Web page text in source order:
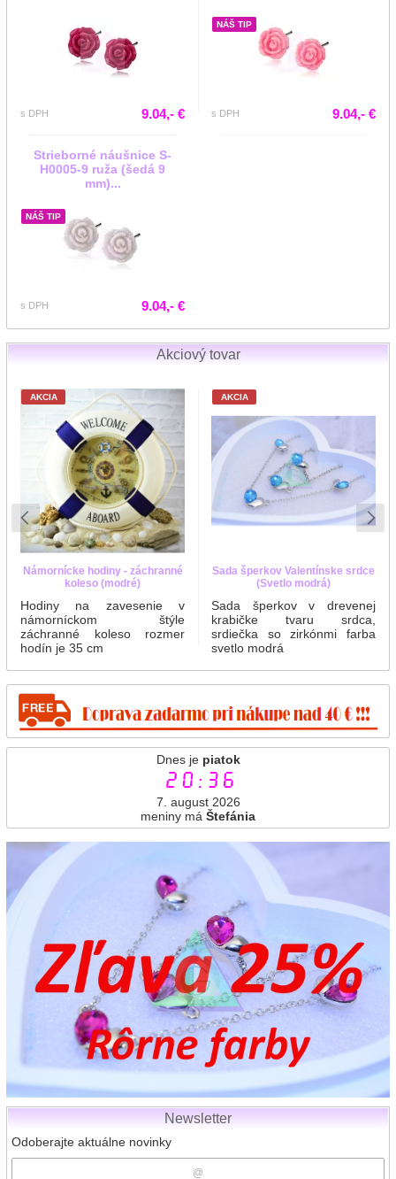
Dnes je piatok
20:36
7. august 2026
meniny má Štefánia
Newsletter
Odoberajte aktuálne novinky
s DPH 9.04,- €
NÁŠ TIP
s DPH 9.04,- €
Strieborné náušnice S-
H0005-9 ruža (šedá 9
mm)...
NÁŠ TIP
s DPH 9.04,- €
Akciový tovar
AKCIA
Námornícke hodiny - záchranné
koleso (modré)
Hodiny na zavesenie v
námorníckom štýle
záchranné koleso rozmer
hodín je 35 cm
AKCIA
Sada šperkov Valentínske srdce
(Svetlo modrá)
Sada šperkov v drevenej
krabičke tvaru srdca,
srdiečka so zirkónmi farba
svetlo modrá